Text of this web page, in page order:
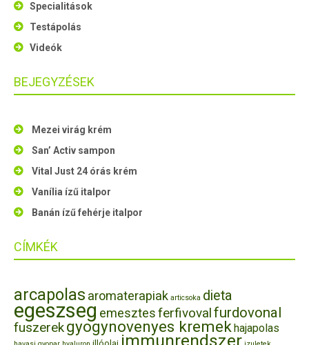
Specialitások
Testápolás
Videók
BEJEGYZÉSEK
Mezei virág krém
San’ Activ sampon
Vital Just 24 órás krém
Vanília ízű italpor
Banán ízű fehérje italpor
CÍMKÉK
arcapolas aromaterapiak articsoka dieta
egeszseg emesztesferfivovalfurdovonal
fuszerekgyogynovenyes kremek hajapolas
immunrendszer